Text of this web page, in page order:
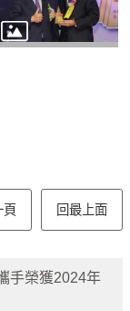
頁 回最上面
手榮獲2024年